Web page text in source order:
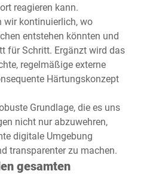
reagieren kann.
wir kontinuierlich, wo
entstehen könnten und
für Schritt. Ergänzt wird das
regelmäßige externe
Härtungskonzept
Grundlage, die es uns
nicht nur abzuwehren,
digitale Umgebung
transparenter zu machen.
gesamten